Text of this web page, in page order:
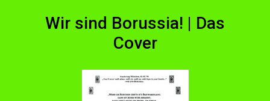
Wir sind Borussia! | Das
Cover